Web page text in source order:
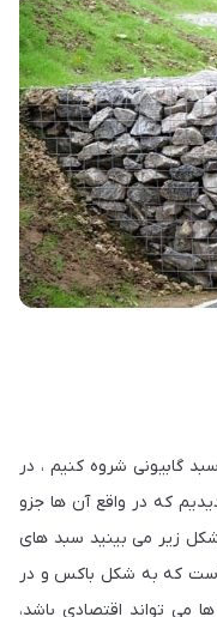
گابیونی شروه کنیم ، در
که در واقع آن ها جزو
زیر می بینید سبد های
که به شکل باکس و در
می تواند اقتصادی باشد،